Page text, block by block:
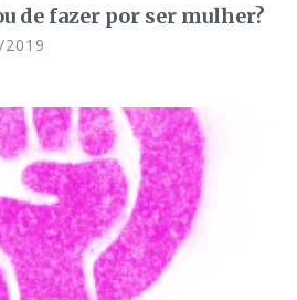
de fazer por ser mulher?